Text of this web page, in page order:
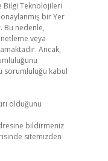
Bilgi Teknolojileri
bir Yer
Bu nedenle,
veya
Ancak,
sorumluluğu kabul
olduğunu
bildirmeniz
sitemizden